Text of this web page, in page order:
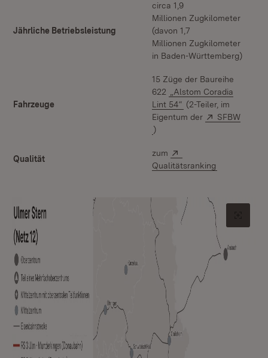
Jährliche Betriebsleistung
circa 1,9
Millionen Zugkilometer
(davon 1,7
Millionen Zugkilometer
in Baden-Württemberg)
Fahrzeuge
15 Züge der Baureihe
622
„Alstom Coradia
Lint 54“ (2-Teiler, im
Eigentum der
Extern:
SFBW
(Öffnet in neuem Fenster)
)
Qualität
zum
Qualitätsranking